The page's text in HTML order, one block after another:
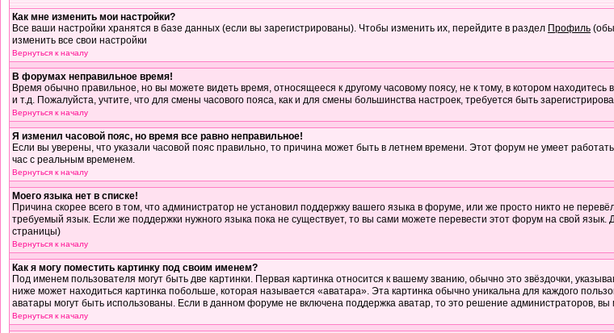
Как мне изменить мои настройки?
Все ваши настройки хранятся в базе данных (если вы зарегистрированы). Чтобы изменить их, перейдите в раздел Профиль
изменить все свои настройки
Вернуться к началу
В форумах неправильное время!
Время обычно правильное, но вы можете видеть время, относящееся к другому часовому поясу, не к тому, в котором
и т.д. Пожалуйста, учтите, что для смены часового пояса, как и для смены большинства настроек, требуется быть
Вернуться к началу
Я изменил часовой пояс, но время все равно неправильное!
Если вы уверены, что указали часовой пояс правильно, то причина может быть в летнем времени. Этот форум не умеет
час с реальным временем.
Вернуться к началу
Моего языка нет в списке!
Причина скорее всего в том, что администратор не установил поддержку вашего языка в форуме, или же просто никто не
требуемый язык. Если же поддержки нужного языка пока не существует, то вы сами можете перевести этот форум на свой
страницы)
Вернуться к началу
Как я могу поместить картинку под своим именем?
Под именем пользователя могут быть две картинки. Первая картинка относится к вашему званию, обычно это звёздочки,
ниже может находиться картинка побольше, которая называется «аватара». Эта картинка обычно уникальна для каждого
аватары могут быть использованы. Если в данном форуме не включена поддержка аватар, то это решение администраторов,
Вернуться к началу